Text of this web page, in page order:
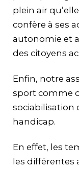
plein air
confère à ses
autonomie et
des citoyens
Enfin, notre
sport comme
sociabilisation
handicap.
En effet, les
les différentes